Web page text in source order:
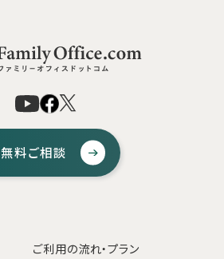
無料ご相談
ご利用の流れ・プラン